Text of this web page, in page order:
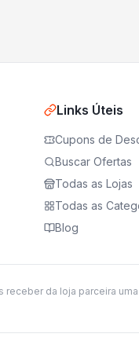
Links Úteis
Cupons de
Buscar Ofertas
Todas as Lojas
Todas as
Blog
receber da loja parceira